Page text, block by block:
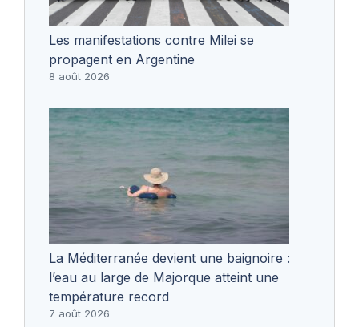
Les manifestations contre Milei se
propagent en Argentine
8 août 2026
La Méditerranée devient une baignoire :
l’eau au large de Majorque atteint une
température record
7 août 2026